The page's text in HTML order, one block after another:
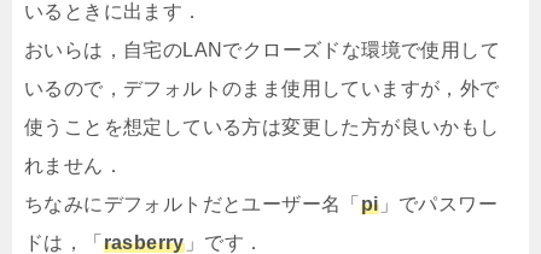
いるときに出ます．
おいらは，自宅のLANでクローズドな環境で使用して
いるので，デフォルトのまま使用していますが，外で
使うことを想定している方は変更した方が良いかもし
れません．
ちなみにデフォルトだとユーザー名「 pi」でパスワー
ドは，「 rasberry」です．